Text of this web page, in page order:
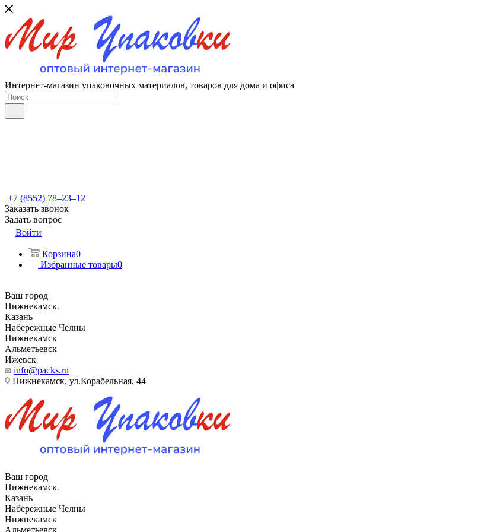
Интернет-магазин упаковочных материалов, товаров для дома и офиса
+7 (8552) 78‒23‒12
Заказать звонок
Задать вопрос
Войти
Корзина0
Избранные товары0
Ваш город
Нижнекамск
Казань
Набережные Челны
Нижнекамск
Альметьевск
Ижевск
info@packs.ru
Нижнекамск, ​ул.Корабельная, 44
Ваш город
Нижнекамск
Казань
Набережные Челны
Нижнекамск
Альметьевск